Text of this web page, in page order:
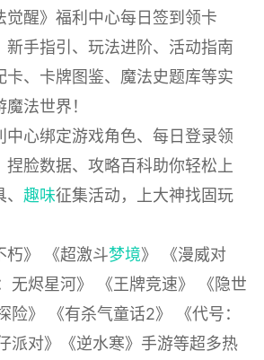
觉醒》福利中心每日签到领卡
新手指引、玩法进阶、活动指南
卡、卡牌图鉴、魔法史题库等实
法世界！
中心绑定游戏角色、每日登录领
捏脸数据、攻略百科助你轻松上
趣味征集活动，上大神找固玩
朽》 《超激斗梦境》 《漫威对
无烬星河》 《王牌竞速》 《隐世
险》 《有杀气童话2》 《代号：
派对》《逆水寒》手游等超多热